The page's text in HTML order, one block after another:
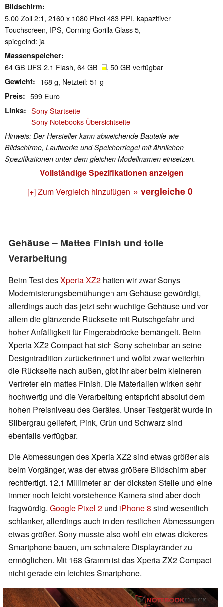
Bildschirm
5.00 Zoll 2:1, 2160 x 1080 Pixel 483 PPI, kapazitiver
Touchscreen, IPS, Corning Gorilla Glass 5,
spiegelnd: ja
Massenspeicher
64 GB UFS 2.1 Flash, 64 GB , 50 GB verfügbar
Gewicht 168 g, Netzteil: 51 g
Preis 599 Euro
Links
Sony Startseite
Sony Notebooks Übersichtseite
Hinweis: Der Hersteller kann abweichende Bauteile wie
Bildschirme, Laufwerke und Speicherriegel mit ähnlichen
Spezifikationen unter dem gleichen Modellnamen einsetzen.
Vollständige Spezifikationen anzeigen
[+] Zum Vergleich hinzufügen » vergleiche 0
Gehäuse – Mattes Finish und tolle
Verarbeitung
Beim Test desXperia XZ2 hatten wir zwar Sonys
Modernisierungsbemühungen am Gehäuse gewürdigt,
allerdings auch das jetzt sehr wuchtige Gehäuse und vor
allem die glänzende Rückseite mit Rutschgefahr und
hoher Anfälligkeit für Fingerabdrücke bemängelt. Beim
Xperia XZ2 Compact hat sich Sony scheinbar an seine
Designtradition zurückerinnert und wölbt zwar weiterhin
die Rückseite nach außen, gibt ihr aber beim kleineren
Vertreter ein mattes Finish. Die Materialien wirken sehr
hochwertig und die Verarbeitung entspricht absolut dem
hohen Preisniveau des Gerätes. Unser Testgerät wurde in
Silbergrau geliefert, Pink, Grün und Schwarz sind
ebenfalls verfügbar.
Die Abmessungen des Xperia XZ2 sind etwas größer als
beim Vorgänger, was der etwas größere Bildschirm aber
rechtfertigt. 12,1 Millimeter an der dicksten Stelle und eine
immer noch leicht vorstehende Kamera sind aber doch
fragwürdig. Google Pixel 2 und iPhone 8 sind wesentlich
schlanker, allerdings auch in den restlichen Abmessungen
etwas größer. Sony musste also wohl ein etwas dickeres
Smartphone bauen, um schmalere Displayränder zu
ermöglichen. Mit 168 Gramm ist das Xperia ZX2 Compact
nicht gerade ein leichtes Smartphone.